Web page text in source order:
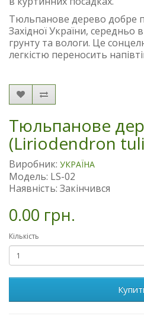
Тюльпанове дерево добре
Західної України, середньо
грунту та вологи. Це
легкістю переносить
Тюльпанове
(Liriodendron
Виробник: УКРАЇНА
Модель: LS-02
Наявність: Закінчився
0.00 грн.
Кількість